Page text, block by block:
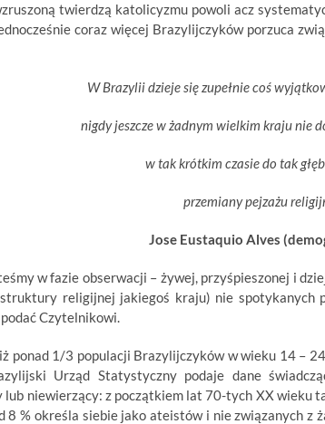
twierdzą katolicyzmu powoli acz
coraz więcej Brazylijczyków porzuca
W Brazylii dzieje się zupełnie coś
nigdy jeszcze w żadnym wielkim kraju nie
w tak krótkim czasie do tak
przemiany pejzażu
Jose Eustaquio Alves
w fazie obserwacji – żywej, przyśpieszonej i
religijnej jakiegoś kraju) nie spotykanych
Czytelnikowi.
ponad 1/3 populacji Brazylijczyków w wieku 14 –
Urząd Statystyczny podaje dane
niewierzący: z początkiem lat 70-tych XX wieku
8 % określa siebie jako ateistów i nie związanych z